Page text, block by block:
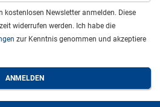
kostenlosen Newsletter anmelden. Diese
widerrufen werden. Ich habe die
zur Kenntnis genommen und akzeptiere